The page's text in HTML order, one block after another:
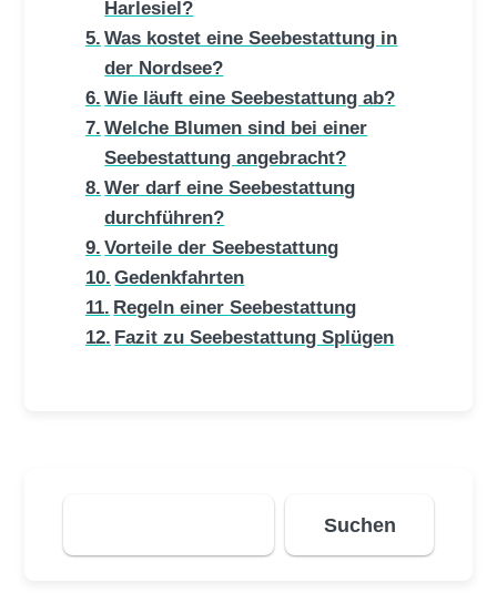
Harlesiel?
Was kostet eine Seebestattung in
der Nordsee?
Wie läuft eine Seebestattung ab?
Welche Blumen sind bei einer
Seebestattung angebracht?
Wer darf eine Seebestattung
durchführen?
Vorteile der Seebestattung
Gedenkfahrten
Regeln einer Seebestattung
Fazit zu Seebestattung Splügen
Suchen
Suchen